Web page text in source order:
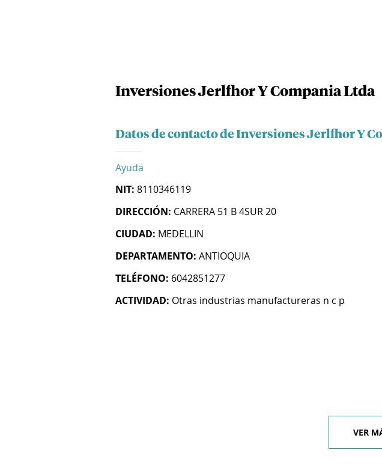
Inversiones Jerlfhor Y Compania Ltda
Datos de contacto de Inversiones Jerlfhor Y
Ayuda
NIT: 8110346119
DIRECCIÓN: CARRERA 51 B 4SUR 20
CIUDAD: MEDELLIN
DEPARTAMENTO: ANTIOQUIA
TELÉFONO: 6042851277
ACTIVIDAD: Otras industrias manufactureras n c p
VER